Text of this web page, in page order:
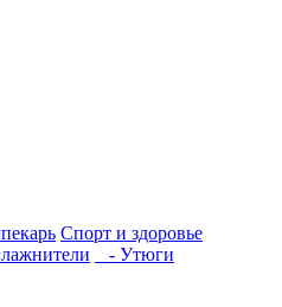
Спорт и здоровье
- Утюги